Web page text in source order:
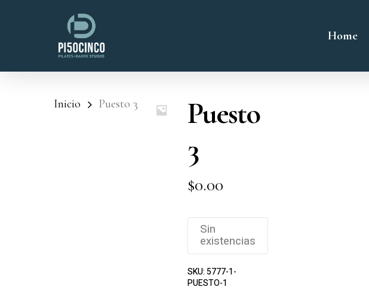
Home
Inicio Puesto 3
Puesto
3
$0.00
Sin
existencias
SKU:5777-1-
PUESTO-1